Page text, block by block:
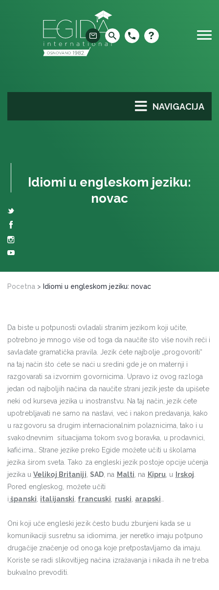
NAVIGACIJA
Idiomi u engleskom jeziku:
novac
Pocetna > Idiomi u engleskom jeziku: novac
Da biste u potpunosti ovladali stranim jezikom koji učite,
potrebno je mnogo više od toga da naučite što više novih reči i
savladate gramatička pravila. Jezik ćete najbolje „progovoriti“
na taj način što ćete se naći u sredini gde je on maternji i
razgovarati sa izvornim govornicima. Upravo iz ovog razloga
jedan od najboljih načina da naučite strani jezik jeste da upišete
neki od kurseva jezika u inostranstvu. Na taj način, jezik ćete
upotrebljavati ne samo na nastavi, već i nakon predavanja, kako
u razgovoru sa drugim internacionalnim polaznicima, tako i u
svakodnevnim situacijama tokom svog boravka, u prodavnici,
kafićima… Strane jezike preko Egide možete učiti u školama
jezika širom sveta. Tako za engleski jezik postoje opcije učenja
jezika u Velikoj Britaniji SAD , na Malti , na Kipru , u Irskoj
Pored engleskog, možete učiti
i španski italijanski francuski ruski arapski
Oni koji uče engleski jezik često budu zbunjeni kada se u
komunikaciji susretnu sa idiomima, jer neretko imaju potpuno
drugačije značenje od onoga koje pretpostavljamo da imaju.
Koriste se radi slikovitijeg načina izražavanja i nikada ih ne treba
bukvalno prevoditi.